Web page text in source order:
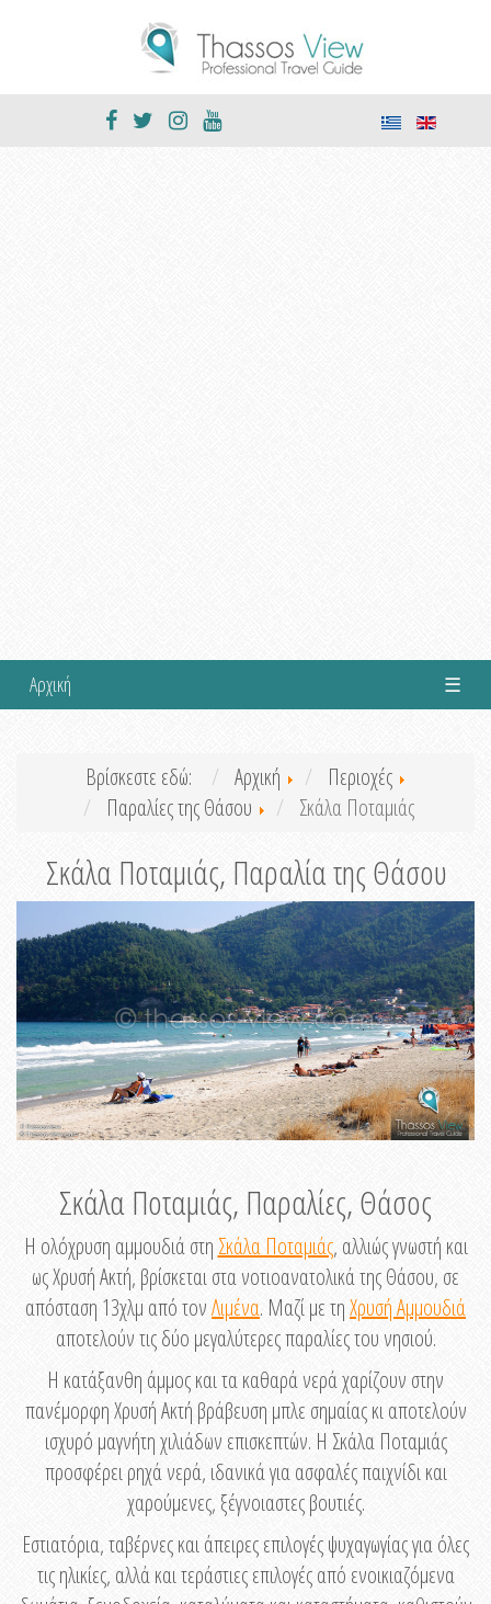
Αρχική ☰
Βρίσκεστε εδώ: Αρχική
Περιοχές
Παραλίες της Θάσου
Σκάλα Ποταμιάς
Σκάλα Ποταμιάς, Παραλία της Θάσου
Σκάλα Ποταμιάς, Παραλίες, Θάσος
Η ολόχρυση αμμουδιά στη Σκάλα Ποταμιάς, αλλιώς γνωστή και
ως Χρυσή Ακτή, βρίσκεται στα νοτιοανατολικά της Θάσου, σε
απόσταση 13χλμ από τονΛιμένα. Mαζί με τηΧρυσή Αμμουδιά
αποτελούν τις δύο μεγαλύτερες παραλίες του νησιού.
Η κατάξανθη άμμος και τα καθαρά νερά χαρίζουν στην
πανέμορφη Χρυσή Ακτή βράβευση μπλε σημαίας κι αποτελούν
ισχυρό μαγνήτη χιλιάδων επισκεπτών. Η Σκάλα Ποταμιάς
προσφέρει ρηχά νερά, ιδανικά για ασφαλές παιχνίδι και
χαρούμενες, ξέγνοιαστες βουτιές.
Εστιατόρια, ταβέρνες και άπειρες επιλογές ψυχαγωγίας για όλες
τις ηλικίες, αλλά και τεράστιες επιλογές από ενοικιαζόμενα